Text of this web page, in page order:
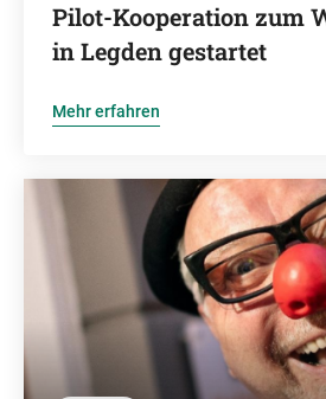
Pilot-Kooperation zum
in Legden gestartet
Mehr erfahren